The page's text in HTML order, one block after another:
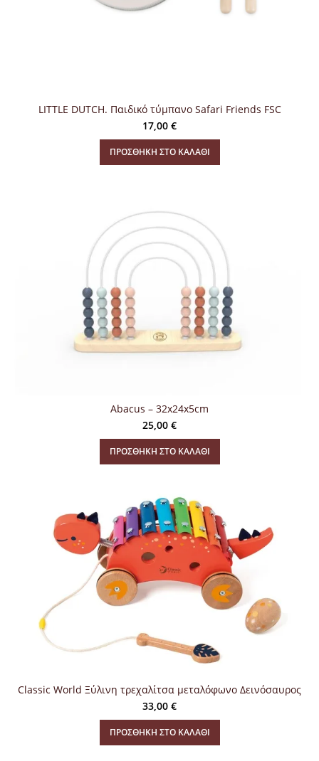
LITTLE DUTCH. Παιδικό τύμπανο Safari Friends FSC
17,00 €
ΠΡΟΣΘΉΚΗ ΣΤΟ ΚΑΛΆΘΙ
Abacus – 32x24x5cm
25,00 €
ΠΡΟΣΘΉΚΗ ΣΤΟ ΚΑΛΆΘΙ
Classic World Ξύλινη τρεχαλίτσα μεταλόφωνο Δεινόσαυρος
33,00 €
ΠΡΟΣΘΉΚΗ ΣΤΟ ΚΑΛΆΘΙ